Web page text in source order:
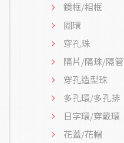
鏡框/相框
圈環
穿孔珠
隔片/隔珠/隔管
穿孔造型珠
多孔環/多孔排
日字環/穿戴環
花蓋/花帽